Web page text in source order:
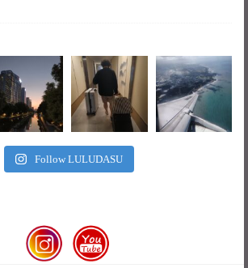
Follow LULUDASU